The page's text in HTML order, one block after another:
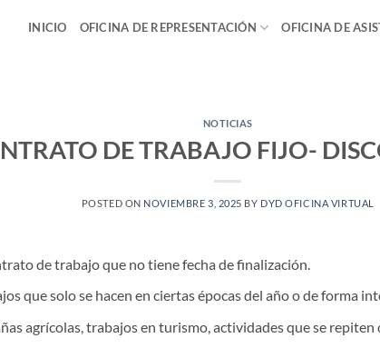
INICIO OFICINA DE REPRESENTACIÓN OFICINA DE
NOTICIAS
DE TRABAJO FIJO-
POSTED ON NOVIEMBRE 3, 2025 BY DYD OFICINA VIRTUAL
de trabajo que no tiene fecha de finalización.
que solo se hacen en ciertas épocas del año o de forma
agrícolas, trabajos en turismo, actividades que se repiten